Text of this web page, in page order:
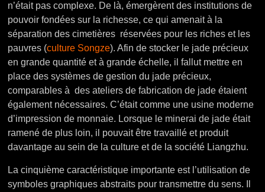
n’était pas complexe. De là, émergèrent des institutions de
pouvoir fondées sur la richesse, ce qui amenait à la
séparation des cimetières réservées pour les riches et les
pauvres (culture Songze). Afin de stocker le jade précieux
en grande quantité et à grande échelle, il fallut mettre en
place des systèmes de gestion du jade précieux,
comparables à des ateliers de fabrication de jade étaient
également nécessaires. C’était comme une usine moderne
d’impression de monnaie. Lorsque le minerai de jade était
ramené de plus loin, il pouvait être travaillé et produit
davantage au sein de la culture et de la société Liangzhu.
La cinquième caractéristique importante est l’utilisation de
symboles graphiques abstraits pour transmettre du sens. Il